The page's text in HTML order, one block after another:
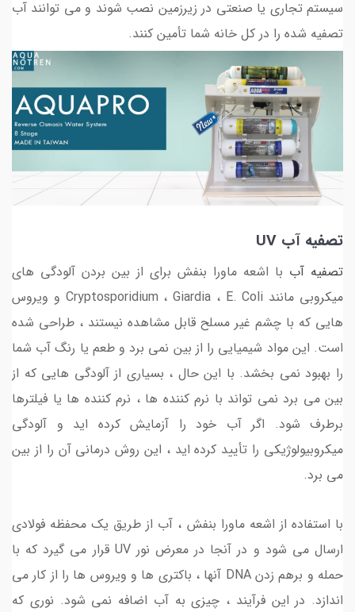
سیستم تجاری یا صنعتی در زیرزمین نصب شوند و می توانند آب
تصفیه شده را در کل خانه شما تأمین کنند.
تصفیه آب UV
تصفیه آب با اشعه ماورا بنفش برای از بین بردن آلودگی های
میکروبی مانند Cryptosporidium ، Giardia ، E. Coli و ویروس
هایی که با چشم غیر مسلح قابل مشاهده نیستند ، طراحی شده
است. این مواد شیمیایی را از بین نمی برد و طعم یا رنگ آب شما
را بهبود نمی بخشد. با این حال ، بسیاری از آلودگی هایی که از
بین می برد نمی تواند با نرم کننده ها ، نرم کننده ها یا فیلترها
برطرف شود. اگر آب خود را آزمایش کرده اید و آلودگی
میکروبیولوژیکی را تأیید کرده اید ، این روش درمانی آن را از بین
می برد.
با استفاده از اشعه ماورا بنفش ، آب از طریق یک محفظه فولادی
ارسال می شود و در آنجا در معرض نور UV قرار می گیرد که با
حمله و برهم زدن DNA آنها ، باکتری ها و ویروس ها را از کار می
اندازد. در این فرآیند ، چیزی به آب اضافه نمی شود. نوری که